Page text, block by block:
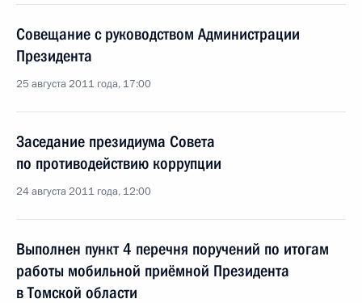
Совещание с руководством Администрации
Президента
25 августа 2011 года, 17:00
Заседание президиума Совета
по противодействию коррупции
24 августа 2011 года, 12:00
Выполнен пункт 4 перечня поручений по итогам
работы мобильной приёмной Президента
в Томской области